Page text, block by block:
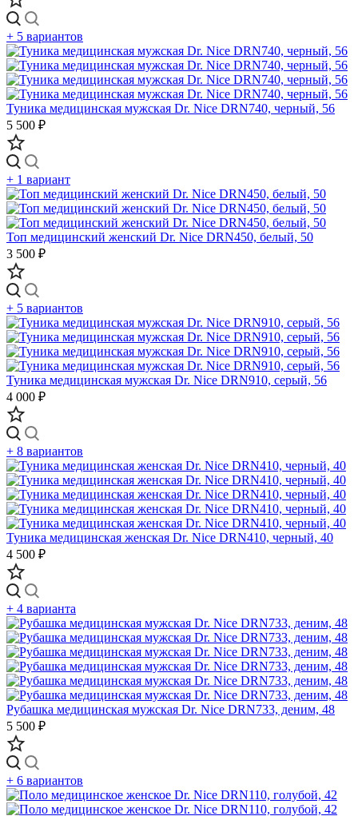
+ 5 вариантов
Туника медицинская мужская Dr. Nice DRN740, черный, 56
5 500 ₽
+ 1 вариант
Топ медицинский женский Dr. Nice DRN450, белый, 50
3 500 ₽
+ 5 вариантов
Туника медицинская мужская Dr. Nice DRN910, серый, 56
4 000 ₽
+ 8 вариантов
Туника медицинская женская Dr. Nice DRN410, черный, 40
4 500 ₽
+ 4 варианта
Рубашка медицинская мужская Dr. Nice DRN733, деним, 48
5 500 ₽
+ 6 вариантов